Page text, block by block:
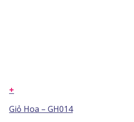
+
Giỏ Hoa – GH014